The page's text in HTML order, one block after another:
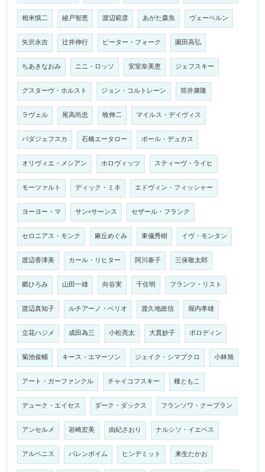
相米慎二 綾戸智恵 渡辺範彦 あがた森魚 ヴェーベルン
矢沢永吉 辻井伸行 ピーター・フォーク 園田高弘
ちあきなおみ ニニ・ロッソ 安室奈美恵 ジェフスキー
グスターヴ・ホルスト ジョン・コルトレーン 筒井康隆
ラヴェル 尾高尚忠 牧伸二 マイルス・デイヴィス
バダジェフスカ 石橋エータロー ポール・デュカス
オリヴィエ・メシアン ホロヴィッツ スティーヴ・ライヒ
モーツァルト ディック・ミネ エドヴィン・フィッシャー
ヨーヨー・マ サン=サーンス セザール・フランク
セロニアス・モンク 麻丘めぐみ 東儀秀樹 イヴ・モンタン
渡辺香津美 カール・リヒター 阿川泰子 三保敬太郎
郷ひろみ 山田一雄 向谷実 千住明 フランツ・リスト
渡辺真知子 ルチアーノ・ベリオ 渡久地政信 堀内孝雄
立花ハジメ 成田為三 小松亮太 大貫妙子 ボロディン
菊池俊輔 キース・エマーソン ジェイク・シマブクロ 小林旭
アート・ガーファンクル チャイコフスキー 種ともこ
デューク・エイセス ダーク・ダックス フランソワ・クープラン
アンセルメ 岩崎宏美 由紀さおり ナルシソ・イエペス
アルベニス バレンボイム ヒンデミット 来生たかお